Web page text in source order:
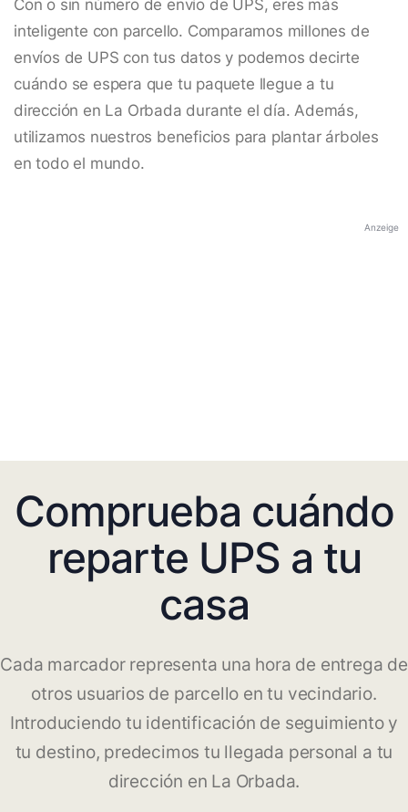
Con o sin número de envío de UPS, eres más
inteligente con parcello. Comparamos millones de
envíos de UPS con tus datos y podemos decirte
cuándo se espera que tu paquete llegue a tu
dirección en La Orbada durante el día. Además,
utilizamos nuestros beneficios para plantar árboles
en todo el mundo.
Anzeige
Comprueba cuándo
reparte UPS a tu
casa
Cada marcador representa una hora de entrega de
otros usuarios de parcello en tu vecindario.
Introduciendo tu identificación de seguimiento y
tu destino, predecimos tu llegada personal a tu
dirección en La Orbada.